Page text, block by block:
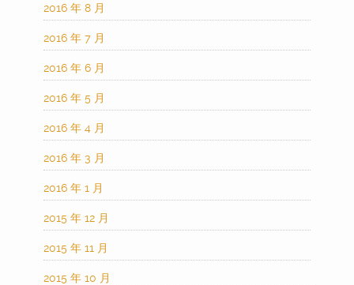
2016 年 8 月
2016 年 7 月
2016 年 6 月
2016 年 5 月
2016 年 4 月
2016 年 3 月
2016 年 1 月
2015 年 12 月
2015 年 11 月
2015 年 10 月